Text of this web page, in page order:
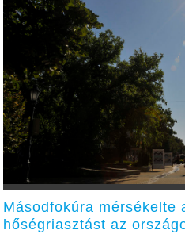
Másodfokúra mérsékelte
hőségriasztást az